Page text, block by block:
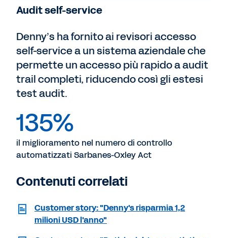
Audit self-service
Denny’s ha fornito ai revisori accesso
self-service a un sistema aziendale che
permette un accesso più rapido a audit
trail completi, riducendo così gli estesi
test audit.
135%
il miglioramento nel numero di controllo
automatizzati Sarbanes-Oxley Act
Contenuti correlati
Customer story: "Denny's risparmia 1,2
milioni USD l'anno"